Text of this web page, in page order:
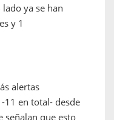
ya se han
y 1
alertas
11 en total- desde
que esto